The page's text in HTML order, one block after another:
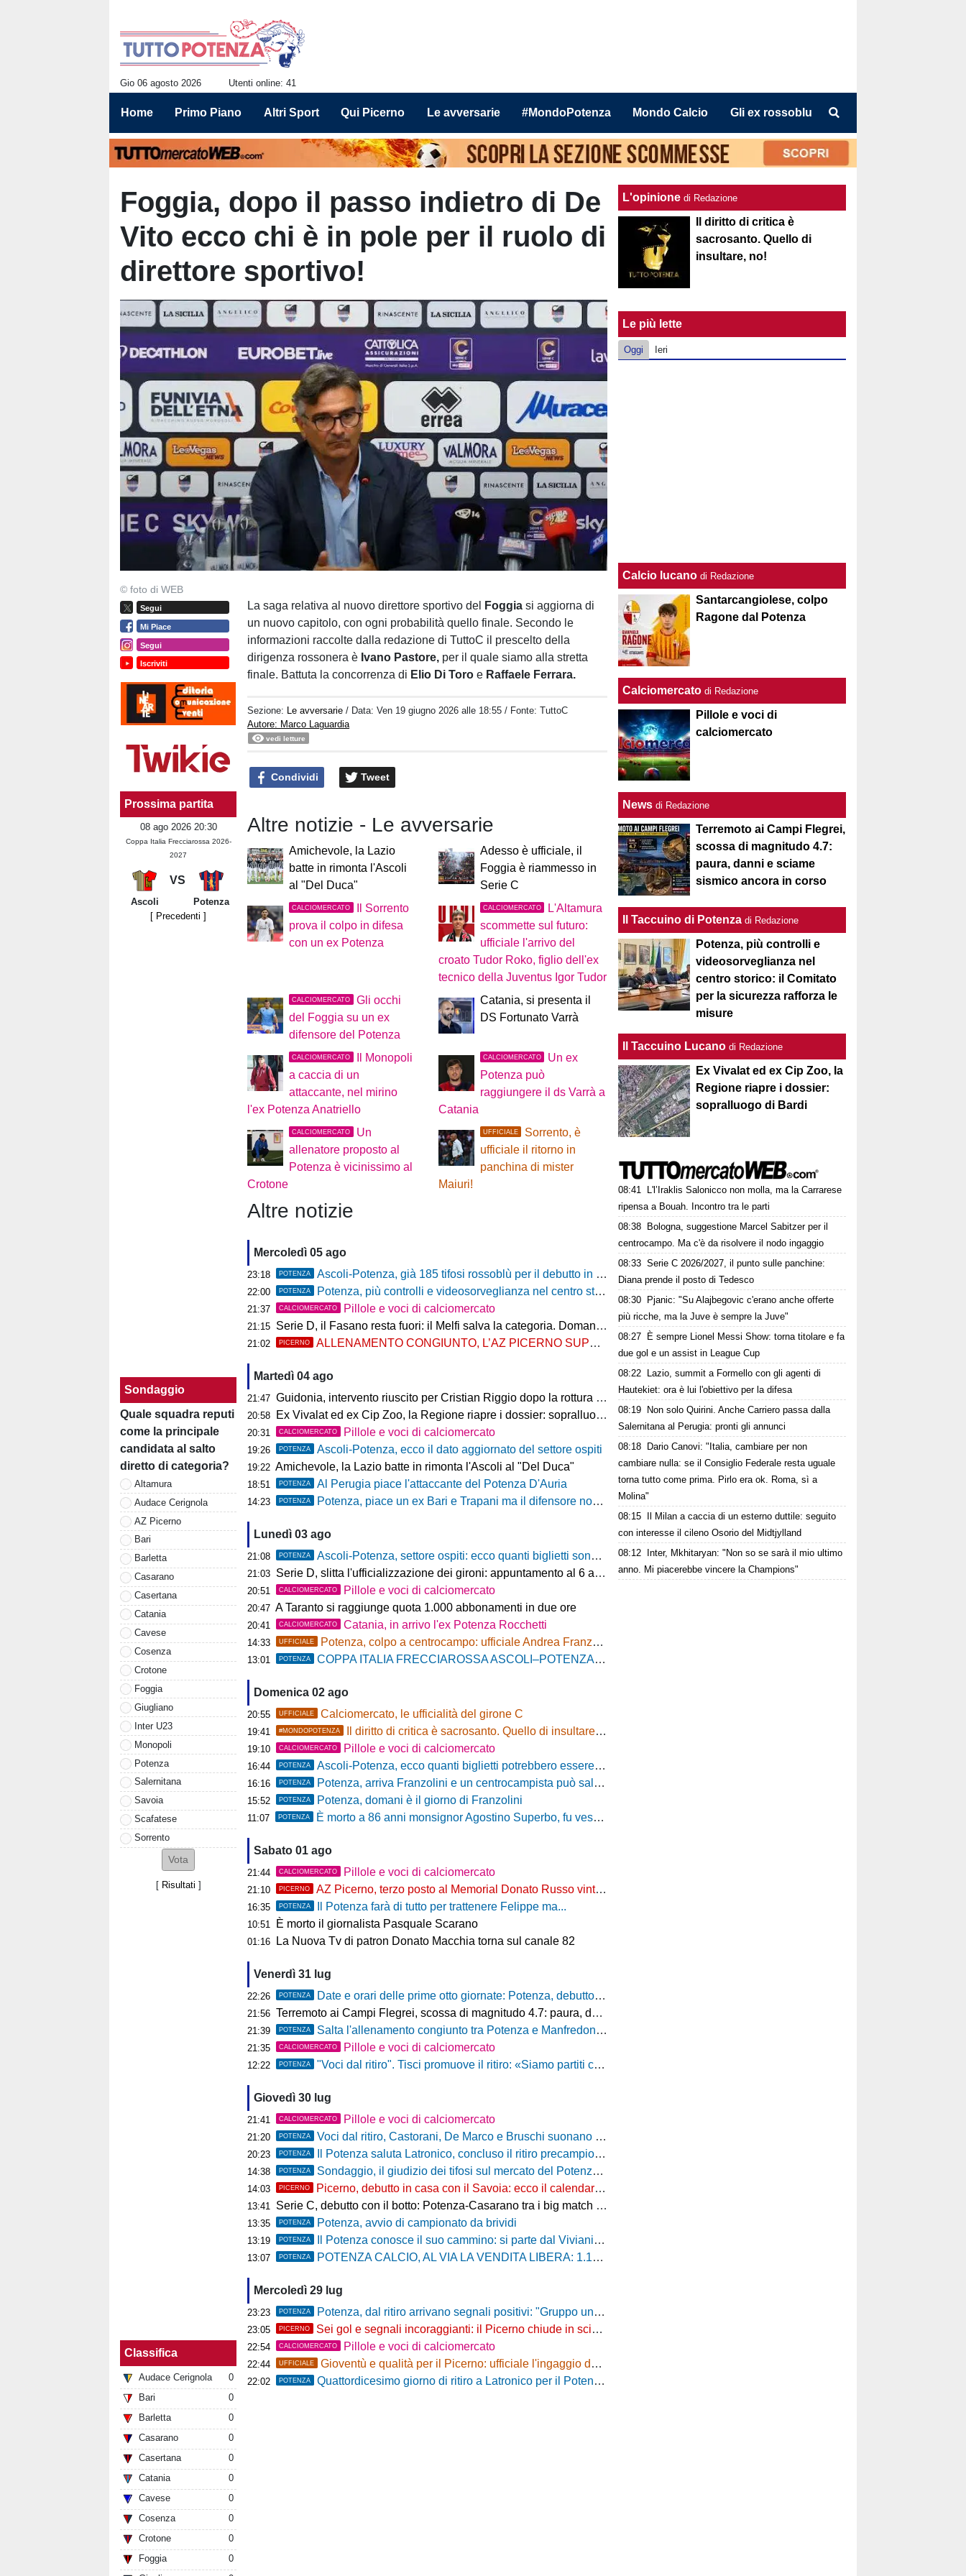
Gio 06 agosto 2026 Utenti online: 41
Home Primo Piano Altri Sport Qui Picerno Le avversarie #MondoPotenza Mondo Calcio Gli ex rossoblu
Foggia, dopo il passo indietro di De
Vito ecco chi è in pole per il ruolo di
direttore sportivo!
© foto di WEB
Segui
Mi Piace
Segui
Iscriviti
Prossima partita
08 ago 2026 20:30
Coppa Italia Frecciarossa 2026-
2027
VS
Ascoli
Potenza
[ Precedenti ]
Sondaggio
Quale squadra reputi
come la principale
candidata al salto
diretto di categoria?
Altamura
Audace Cerignola
AZ Picerno
Bari
Barletta
Casarano
Casertana
Catania
Cavese
Cosenza
Crotone
Foggia
Giugliano
Inter U23
Monopoli
Potenza
Salernitana
Savoia
Scafatese
Sorrento
[ Risultati ]
Classifica
Audace Cerignola
0
Bari
0
Barletta
0
Casarano
0
Casertana
0
Catania
0
Cavese
0
Cosenza
0
Crotone
0
Foggia
0
La saga relativa al nuovo direttore sportivo del Foggia si aggiorna di
un nuovo capitolo, con ogni probabilità quello finale. Secondo le
informazioni raccolte dalla redazione di TuttoC il prescelto della
dirigenza rossonera è Ivano Pastore, per il quale siamo alla stretta
finale. Battuta la concorrenza di Elio Di Toro e Raffaele Ferrara.
Sezione: Le avversarie / Data:Ven 19 giugno 2026 alle 18:55 / Fonte: TuttoC
Autore: Marco Laguardia
vedi letture
Condividi Tweet
Altre notizie - Le avversarie
Amichevole, la Lazio
batte in rimonta l'Ascoli
al "Del Duca"
Adesso è ufficiale, il
Foggia è riammesso in
Serie C
CALCIOMERCATO
Il Sorrento
prova il colpo in difesa
con un ex Potenza
CALCIOMERCATO
L'Altamura
scommette sul futuro:
ufficiale l'arrivo del
croato Tudor Roko, figlio dell'ex
tecnico della Juventus Igor Tudor
CALCIOMERCATO
Gli occhi
del Foggia su un ex
difensore del Potenza
Catania, si presenta il
DS Fortunato Varrà
CALCIOMERCATO
Il Monopoli
a caccia di un
attaccante, nel mirino
l'ex Potenza Anatriello
CALCIOMERCATO
Un ex
Potenza può
raggiungere il ds Varrà a
Catania
CALCIOMERCATO
Un
allenatore proposto al
Potenza è vicinissimo al
Crotone
UFFICIALE
Sorrento, è
ufficiale il ritorno in
panchina di mister
Maiuri!
Altre notizie
Mercoledì 05 ago
23:18 POTENZA Ascoli-Potenza, già 185 tifosi rossoblù per il debutto in Coppa Italia Frecciarossa
22:00 POTENZA Potenza, più controlli e videosorveglianza nel centro storico: il Comitato per la sicurezza rafforza le misure
21:37 CALCIOMERCATO Pillole e voci di calciomercato
21:15 Serie D, il Fasano resta fuori: il Melfi salva la categoria. Domani l'attesa per i gironi
21:02 PICERNO ALLENAMENTO CONGIUNTO, L’AZ PICERNO SUPERA L’AS MELFI
Martedì 04 ago
21:47 Guidonia, intervento riuscito per Cristian Riggio dopo la rottura del crociato
20:58 Ex Vivalat ed ex Cip Zoo, la Regione riapre i dossier: sopralluogo di Bardi
20:31 CALCIOMERCATO Pillole e voci di calciomercato
19:26 POTENZA Ascoli-Potenza, ecco il dato aggiornato del settore ospiti
19:22 Amichevole, la Lazio batte in rimonta l'Ascoli al "Del Duca"
18:51 POTENZA Al Perugia piace l'attaccante del Potenza D'Auria
14:23 POTENZA Potenza, piace un ex Bari e Trapani ma il difensore non vestirà rossoblù
Lunedì 03 ago
21:08 POTENZA Ascoli-Potenza, settore ospiti: ecco quanti biglietti sono stati venduti finora
21:03 Serie D, slitta l'ufficializzazione dei gironi: appuntamento al 6 agosto
20:51 CALCIOMERCATO Pillole e voci di calciomercato
20:47 A Taranto si raggiunge quota 1.000 abbonamenti in due ore
20:41 CALCIOMERCATO Catania, in arrivo l'ex Potenza Rocchetti
14:33 UFFICIALE Potenza, colpo a centrocampo: ufficiale Andrea Franzolini, firma fino al 2028
13:01 POTENZA COPPA ITALIA FRECCIAROSSA ASCOLI–POTENZA: BIGLIETTI SETTORE OSPITI IN VENDITA
Domenica 02 ago
20:55 UFFICIALE Calciomercato, le ufficialità del girone C
19:41 #MONDOPOTENZA Il diritto di critica è sacrosanto. Quello di insultare, no!
19:10 CALCIOMERCATO Pillole e voci di calciomercato
16:44 POTENZA Ascoli-Potenza, ecco quanti biglietti potrebbero essere disponibili per il settore ospiti
16:16 POTENZA Potenza, arriva Franzolini e un centrocampista può salutare
15:52 POTENZA Potenza, domani è il giorno di Franzolini
11:07 POTENZA È morto a 86 anni monsignor Agostino Superbo, fu vescovo di Potenza
Sabato 01 ago
21:44 CALCIOMERCATO Pillole e voci di calciomercato
21:10 PICERNO AZ Picerno, terzo posto al Memorial Donato Russo vinto dal Crotone
16:35 POTENZA Il Potenza farà di tutto per trattenere Felippe ma...
10:51 È morto il giornalista Pasquale Scarano
01:16 La Nuova Tv di patron Donato Macchia torna sul canale 82
Venerdì 31 lug
22:26 POTENZA Date e orari delle prime otto giornate: Potenza, debutto al Viviani contro il Casarano venerdì 21 agosto alle 21
21:56 Terremoto ai Campi Flegrei, scossa di magnitudo 4.7: paura, danni e sciame sismico ancora in corso
21:39 POTENZA Salta l'allenamento congiunto tra Potenza e Manfredonia, ecco perchè
21:35 CALCIOMERCATO Pillole e voci di calciomercato
12:22 POTENZA "Voci dal ritiro". Tisci promuove il ritiro: «Siamo partiti con il piede giusto. Ad Ascoli per giocarci le nostre carte»
Giovedì 30 lug
21:41 CALCIOMERCATO Pillole e voci di calciomercato
21:20 POTENZA Voci dal ritiro, Castorani, De Marco e Bruschi suonano la carica: "Siamo pronti, non vediamo l'ora di iniziare"
20:23 POTENZA Il Potenza saluta Latronico, concluso il ritiro precampionato, da domani si torna al Viviani
14:38 POTENZA Sondaggio, il giudizio dei tifosi sul mercato del Potenza: prevale la fiducia, ma resta l'attesa per gli ultimi colpi
14:03 PICERNO Picerno, debutto in casa con il Savoia: ecco il calendario della stagione 2026/27
13:41 Serie C, debutto con il botto: Potenza-Casarano tra i big match della prima giornata
13:35 POTENZA Potenza, avvio di campionato da brividi
13:19 POTENZA Il Potenza conosce il suo cammino: si parte dal Viviani con il Casarano, ufficializzato il calendario della stagione 2026/27
13:07 POTENZA POTENZA CALCIO, AL VIA LA VENDITA LIBERA: 1.180 ABBONAMENTI SOTTOSCRITTI
Mercoledì 29 lug
23:23 POTENZA Potenza, dal ritiro arrivano segnali positivi: "Gruppo unito e tanta voglia di lavorare"
23:05 PICERNO Sei gol e segnali incoraggianti: il Picerno chiude in scioltezza il test con l'Équipe Campania
22:54 CALCIOMERCATO Pillole e voci di calciomercato
22:44 UFFICIALE Gioventù e qualità per il Picerno: ufficiale l'ingaggio del giovane attacco Andrea Oliviero
22:02 POTENZA Quattordicesimo giorno di ritiro a Latronico per il Potenza di mister Tisci
L'opinione di Redazione
Il diritto di critica è
sacrosanto. Quello di
insultare, no!
Le più lette
Oggi Ieri
Calcio lucanodi Redazione
Santarcangiolese, colpo
Ragone dal Potenza
Calciomercato di Redazione
Pillole e voci di
calciomercato
News di Redazione
Terremoto ai Campi Flegrei,
scossa di magnitudo 4.7:
paura, danni e sciame
sismico ancora in corso
Il Taccuino di Potenza di Redazione
Potenza, più controlli e
videosorveglianza nel
centro storico: il Comitato
per la sicurezza rafforza le
misure
Il Taccuino Lucano di Redazione
Ex Vivalat ed ex Cip Zoo, la
Regione riapre i dossier:
sopralluogo di Bardi
08:41
L'l’Iraklis Salonicco non molla, ma la Carrarese
ripensa a Bouah. Incontro tra le parti
08:38
Bologna, suggestione Marcel Sabitzer per il
centrocampo. Ma c'è da risolvere il nodo ingaggio
08:33 Serie C 2026/2027, il punto sulle panchine:
Diana prende il posto di Tedesco
08:30
Pjanic: "Su Alajbegovic c'erano anche offerte
più ricche, ma la Juve è sempre la Juve"
08:27
È sempre Lionel Messi Show: torna titolare e fa
due gol e un assist in League Cup
08:22
Lazio, summit a Formello con gli agenti di
Hautekiet: ora è lui l'obiettivo per la difesa
08:19
Non solo Quirini. Anche Carriero passa dalla
Salernitana al Perugia: pronti gli annunci
08:18
Dario Canovi: "Italia, cambiare per non
cambiare nulla: se il Consiglio Federale resta uguale
torna tutto come prima. Pirlo era ok. Roma, sì a
Molina"
08:15
Il Milan a caccia di un esterno duttile: seguito
con interesse il cileno Osorio del Midtjylland
08:12
Inter, Mkhitaryan: "Non so se sarà il mio ultimo
anno. Mi piacerebbe vincere la Champions"